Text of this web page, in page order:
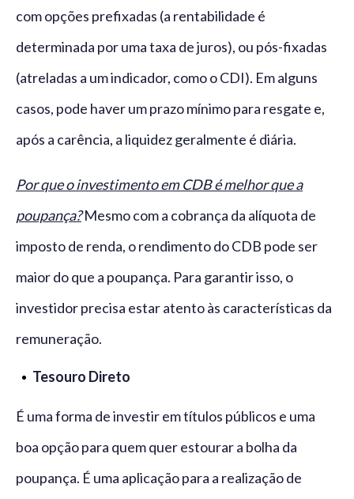
com opções prefixadas (a rentabilidade é
determinada por uma taxa de juros), ou pós-fixadas
(atreladas a um indicador, como o CDI). Em alguns
casos, pode haver um prazo mínimo para resgate e,
após a carência, a liquidez geralmente é diária.
Por que o investimento em CDB é melhor que a
poupança?Mesmo com a cobrança da alíquota de
imposto de renda, o rendimento do CDB pode ser
maior do que a poupança. Para garantir isso, o
investidor precisa estar atento às características da
remuneração.
Tesouro Direto
É uma forma de investir em títulos públicos e uma
boa opção para quem quer estourar a bolha da
poupança. É uma aplicação para a realização de